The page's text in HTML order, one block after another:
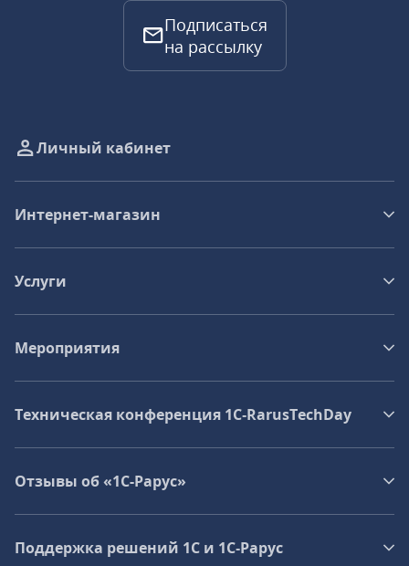
Подписаться
на рассылку
Личный кабинет
Интернет-магазин
Услуги
Мероприятия
Техническая конференция 1C‑RarusTechDay
Отзывы об «1С-Рарус»
Поддержка решений 1С и 1С‑Рарус